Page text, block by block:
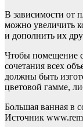
В зависимости от
можно увеличить
и дополнить их
Чтобы помещение
сочетания всех
должны быть
цветовой гамме,
Большая ванная в
Источник